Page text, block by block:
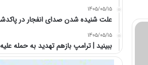
1405/05/15
علت شنیده شدن صدای انفجار در
1405/05/15
ببینید | ترامپ بازهم تهدید به حمله